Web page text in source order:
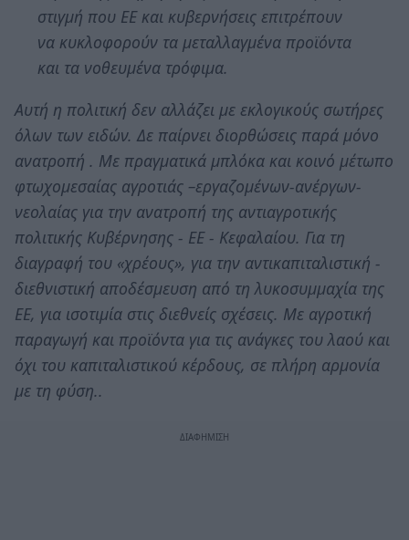
στιγμή που ΕΕ και κυβερνήσεις επιτρέπουν
να κυκλοφορούν τα μεταλλαγμένα προϊόντα
και τα νοθευμένα τρόφιμα.
Αυτή η πολιτική δεν αλλάζει με εκλογικούς σωτήρες
όλων των ειδών. Δε παίρνει διορθώσεις παρά μόνο
ανατροπή . Με πραγματικά μπλόκα και κοινό μέτωπο
φτωχομεσαίας αγροτιάς –εργαζομένων-ανέργων-
νεολαίας για την ανατροπή της αντιαγροτικής
πολιτικής Κυβέρνησης - ΕΕ - Κεφαλαίου. Για τη
διαγραφή του «χρέους», για την αντικαπιταλιστική -
διεθνιστική αποδέσμευση από τη λυκοσυμμαχία της
ΕΕ, για ισοτιμία στις διεθνείς σχέσεις. Με αγροτική
παραγωγή και προϊόντα για τις ανάγκες του λαού και
όχι του καπιταλιστικού κέρδους, σε πλήρη αρμονία
με τη φύση..